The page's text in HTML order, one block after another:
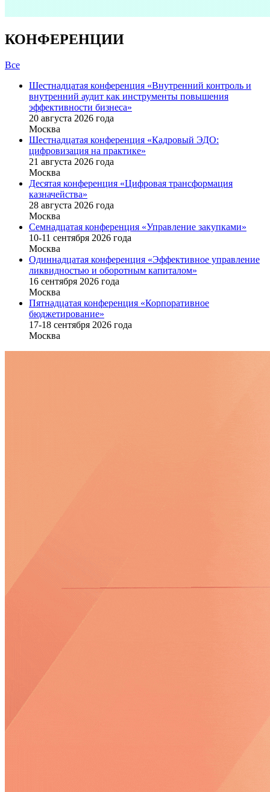
КОНФЕРЕНЦИИ
Все
Шестнадцатая конференция «Внутренний контроль и
внутренний аудит как инструменты повышения
эффективности бизнеса»
20 августа 2026 года
Москва
Шестнадцатая конференция «Кадровый ЭДО:
цифровизация на практике»
21 августа 2026 года
Москва
Десятая конференция «Цифровая трансформация
казначейства»
28 августа 2026 года
Москва
Семнадцатая конференция «Управление закупками»
10-11 сентября 2026 года
Москва
Одиннадцатая конференция «Эффективное управление
ликвидностью и оборотным капиталом»
16 cентября 2026 года
Москва
Пятнадцатая конференция «Корпоративное
бюджетирование»
17-18 сентября 2026 года
Москва